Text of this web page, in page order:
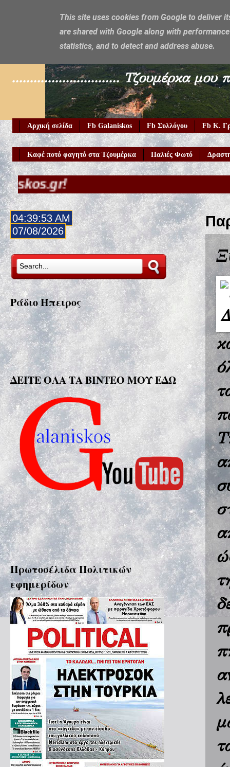
Galaniskos
.............................. Τζουμέρκα μου
Αρχική σελίδα Fb Galaniskos Fb Συλλόγου Fb Κ.
Καφέ ποτό φαγητό στα Τζουμέρκα Παλιές Φωτό
04:39:55 AM
07/08/2026
Ράδιο Ήπειρος
ΔΕΙΤΕ ΟΛΑ ΤΑ ΒΙΝΤΕΟ ΜΟΥ ΕΔΩ
Πρωτοσέλιδα Πολιτικών
εφημερίδων
This site uses cookies from Google to deliver
are shared with Google along with
statistics, and to detect and address abuse.